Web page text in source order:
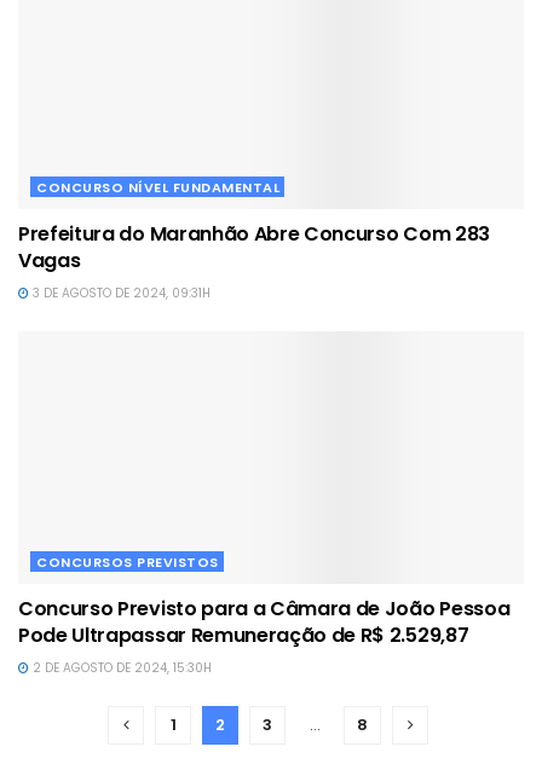
CONCURSO NÍVEL FUNDAMENTAL
Prefeitura do Maranhão Abre Concurso Com 283
Vagas
3 DE AGOSTO DE 2024, 09:31H
CONCURSOS PREVISTOS
Concurso Previsto para a Câmara de João Pessoa
Pode Ultrapassar Remuneração de R$ 2.529,87
2 DE AGOSTO DE 2024, 15:30H
1 2 3 … 8